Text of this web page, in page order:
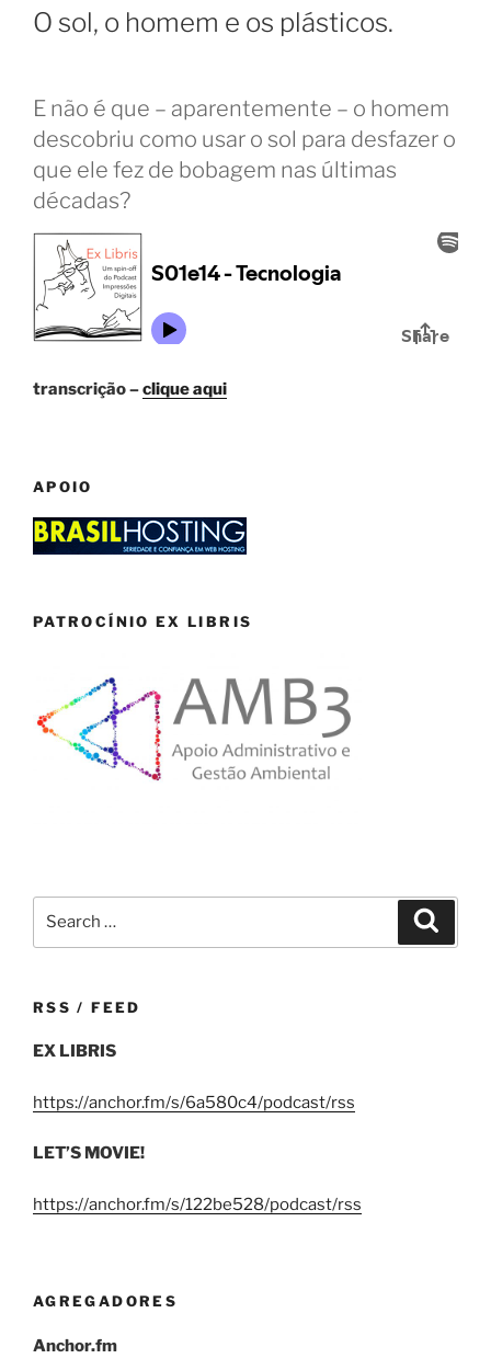
O sol, o homem e os plásticos.
E não é que – aparentemente – o homem
descobriu como usar o sol para desfazer o
que ele fez de bobagem nas últimas
décadas?
transcrição –clique aqui
APOIO
PATROCÍNIO EX LIBRIS
RSS / FEED
EX LIBRIS
https://anchor.fm/s/6a580c4/podcast/rss
LET’S MOVIE!
https://anchor.fm/s/122be528/podcast/rss
AGREGADORES
Anchor.fm